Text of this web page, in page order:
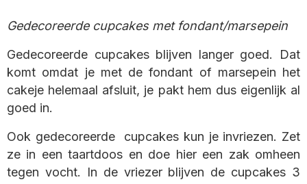
Gedecoreerde cupcakes met fondant/marsepein
Gedecoreerde cupcakes blijven langer goed. Dat
komt omdat je met de fondant of marsepein het
cakeje helemaal afsluit, je pakt hem dus eigenlijk al
goed in.
Ook gedecoreerde cupcakes kun je invriezen. Zet
ze in een taartdoos en doe hier een zak omheen
tegen vocht. In de vriezer blijven de cupcakes 3